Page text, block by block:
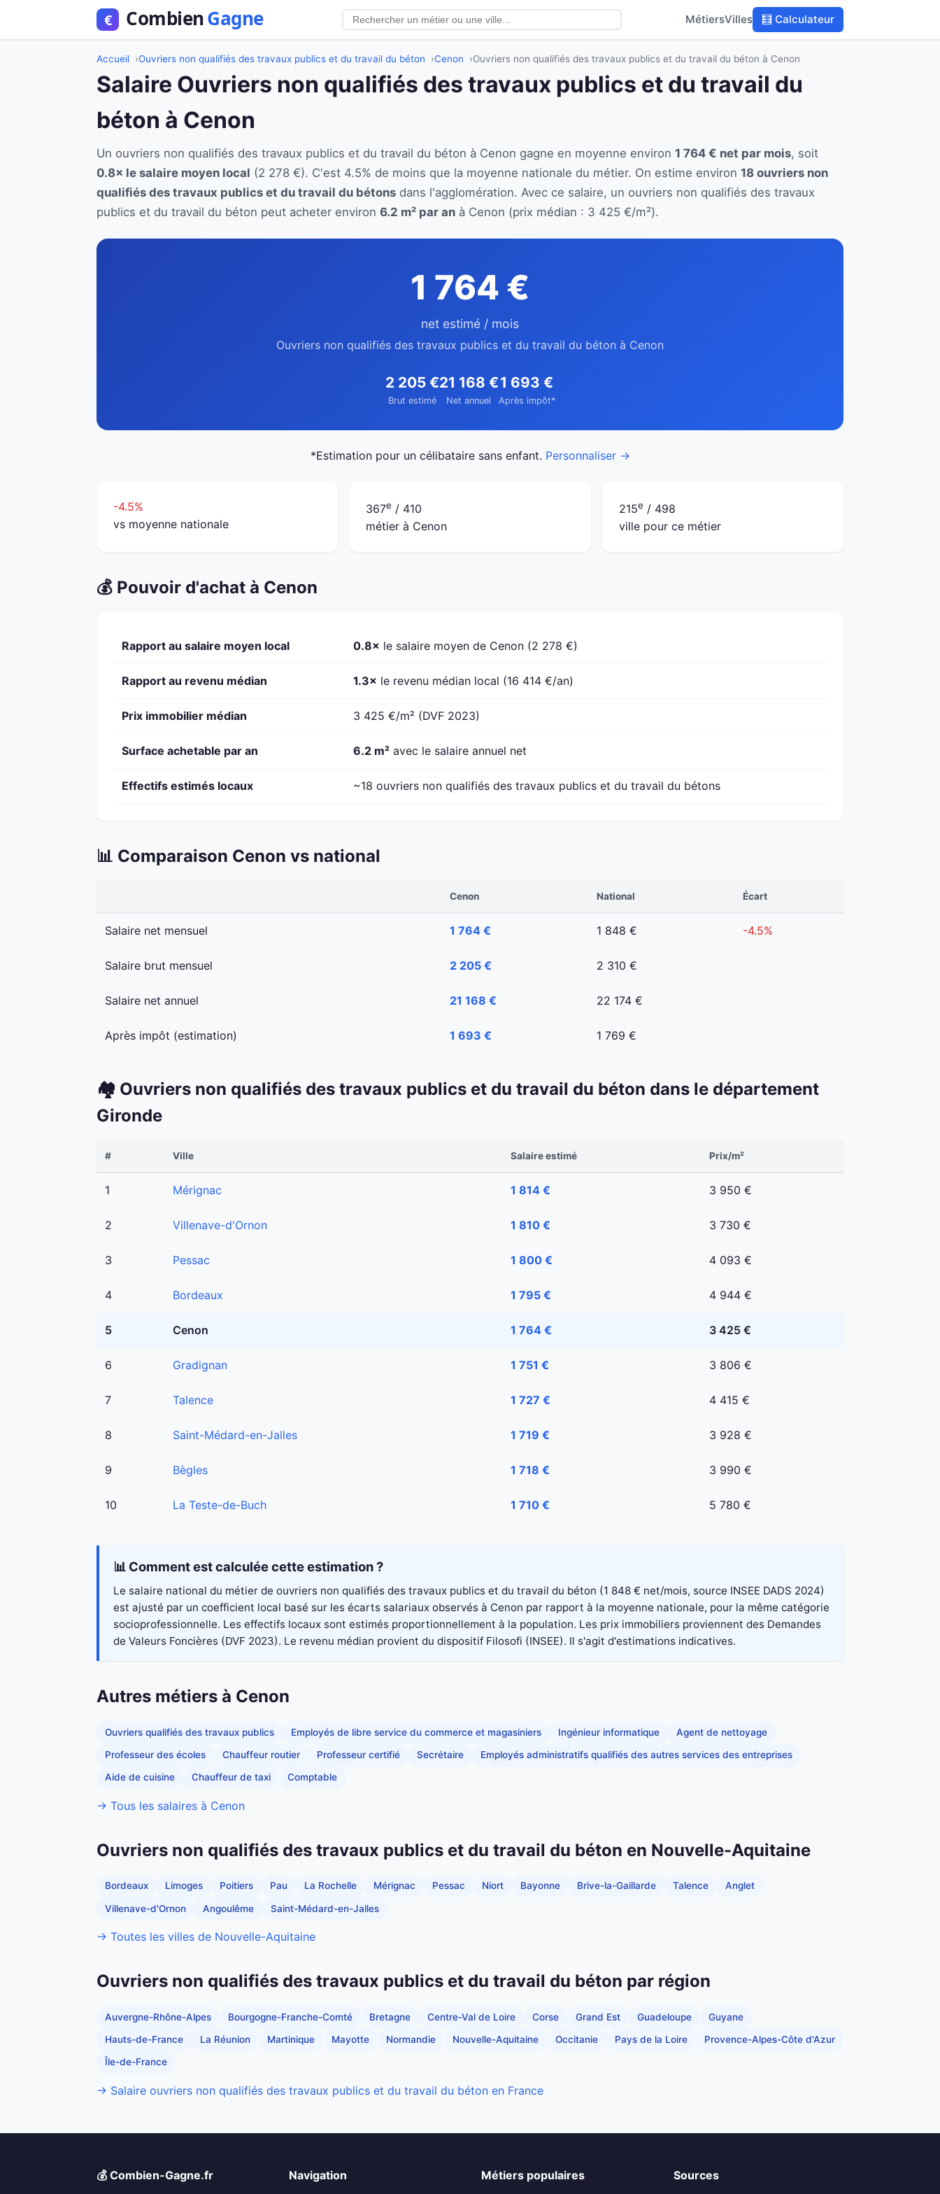
MétiersVilles 🧮 Calculateur
Accueil Ouvriers non qualifiés des travaux publics et du travail du béton Cenon Ouvriers non qualifiés des travaux publics et du travail du béton à Cenon
Salaire Ouvriers non qualifiés des travaux publics et du travail du
béton à Cenon
Un ouvriers non qualifiés des travaux publics et du travail du béton à Cenon gagne en moyenne environ 1 764 € net par mois, soit
0.8× le salaire moyen local (2 278 €). C'est 4.5% de moins que la moyenne nationale du métier. On estime environ 18 ouvriers non
qualifiés des travaux publics et du travail du bétons dans l'agglomération. Avec ce salaire, un ouvriers non qualifiés des travaux
publics et du travail du béton peut acheter environ 6.2 m² par an à Cenon (prix médian : 3 425 €/m²).
1 764 €
net estimé / mois
Ouvriers non qualifiés des travaux publics et du travail du béton à Cenon
2 205 €
Brut estimé
21 168 €
Net annuel
1 693 €
Après impôt*
*Estimation pour un célibataire sans enfant. Personnaliser →
-4.5%
vs moyenne nationale
367e / 410
métier à Cenon
215e / 498
ville pour ce métier
💰 Pouvoir d'achat à Cenon
Rapport au salaire moyen local 0.8× le salaire moyen de Cenon (2 278 €)
Rapport au revenu médian 1.3× le revenu médian local (16 414 €/an)
Prix immobilier médian 3 425 €/m² (DVF 2023)
Surface achetable par an 6.2 m² avec le salaire annuel net
Effectifs estimés locaux ~18 ouvriers non qualifiés des travaux publics et du travail du bétons
📊 Comparaison Cenon vs national
Cenon National Écart
Salaire net mensuel 1 764 € 1 848 € -4.5%
Salaire brut mensuel 2 205 € 2 310 €
Salaire net annuel 21 168 € 22 174 €
Après impôt (estimation) 1 693 € 1 769 €
🏘️ Ouvriers non qualifiés des travaux publics et du travail du béton dans le département
Gironde
# Ville Salaire estimé Prix/m²
1 Mérignac 1 814 € 3 950 €
2 Villenave-d'Ornon 1 810 € 3 730 €
3 Pessac 1 800 € 4 093 €
4 Bordeaux 1 795 € 4 944 €
5 Cenon 1 764 € 3 425 €
6 Gradignan 1 751 € 3 806 €
7 Talence 1 727 € 4 415 €
8 Saint-Médard-en-Jalles 1 719 € 3 928 €
9 Bègles 1 718 € 3 990 €
10 La Teste-de-Buch 1 710 € 5 780 €
📊 Comment est calculée cette estimation ?
Le salaire national du métier de ouvriers non qualifiés des travaux publics et du travail du béton (1 848 € net/mois, source INSEE DADS 2024)
est ajusté par un coefficient local basé sur les écarts salariaux observés à Cenon par rapport à la moyenne nationale, pour la même catégorie
socioprofessionnelle. Les effectifs locaux sont estimés proportionnellement à la population. Les prix immobiliers proviennent des Demandes
de Valeurs Foncières (DVF 2023). Le revenu médian provient du dispositif Filosofi (INSEE). Il s'agit d'estimations indicatives.
Autres métiers à Cenon
Ouvriers qualifiés des travaux publics Employés de libre service du commerce et magasiniers Ingénieur informatique Agent de nettoyage
Professeur des écoles Chauffeur routier Professeur certifié Secrétaire Employés administratifs qualifiés des autres services des entreprises
Aide de cuisine Chauffeur de taxi Comptable
→ Tous les salaires à Cenon
Ouvriers non qualifiés des travaux publics et du travail du béton en Nouvelle-Aquitaine
Bordeaux Limoges Poitiers Pau La Rochelle Mérignac Pessac Niort Bayonne Brive-la-Gaillarde Talence Anglet
Villenave-d'Ornon Angoulême Saint-Médard-en-Jalles
→ Toutes les villes de Nouvelle-Aquitaine
Ouvriers non qualifiés des travaux publics et du travail du béton par région
Auvergne-Rhône-Alpes Bourgogne-Franche-Comté Bretagne Centre-Val de Loire Corse Grand Est Guadeloupe Guyane
Hauts-de-France La Réunion Martinique Mayotte Normandie Nouvelle-Aquitaine Occitanie Pays de la Loire Provence-Alpes-Côte d'Azur
Île-de-France
→ Salaire ouvriers non qualifiés des travaux publics et du travail du béton en France
💰 Combien-Gagne.fr
Navigation
Métiers populaires
Sources